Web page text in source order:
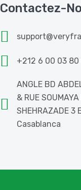
Contactez-
+212 6 00 03 80
ANGLE BD
& RUE SOUMAYA
SHEHRAZADE 3
Casablanca